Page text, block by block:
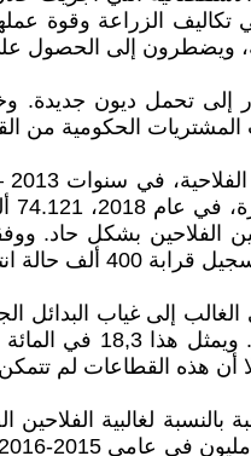
الزراعة وقوة
ويضطرون إلى
تحمل ديون جديدة.
موسم 2022 /2023 بنسبة 53 في المائة
أن هذه القطاعات لم